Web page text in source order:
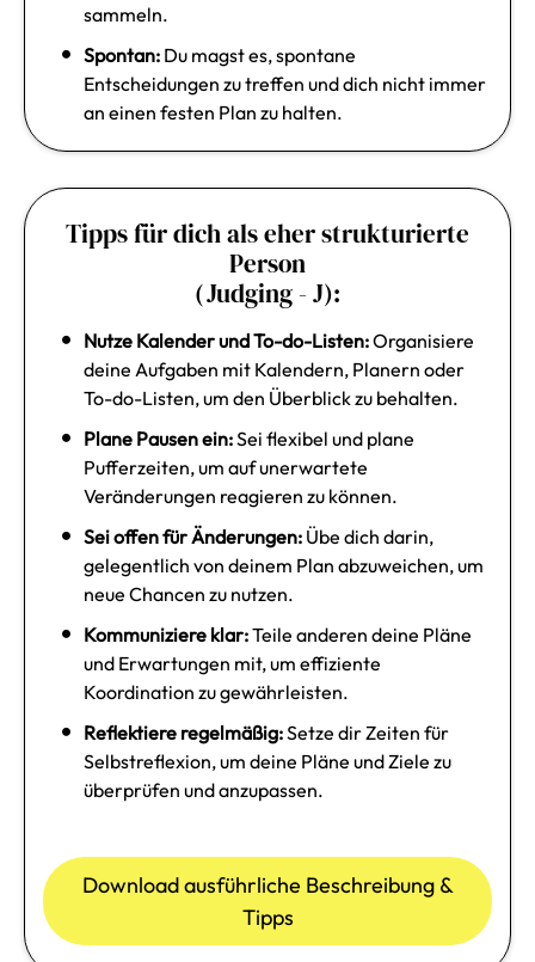
sammeln.
Spontan:Du magst es, spontane
Entscheidungen zu treffen und dich nicht immer
an einen festen Plan zu halten.
Tipps für dich als eher strukturierte
Person
(Judging - J):
Nutze Kalender und To-do-Listen:Organisiere
deine Aufgaben mit Kalendern, Planern oder
To-do-Listen, um den Überblick zu behalten.
Plane Pausen ein:Sei flexibel und plane
Pufferzeiten, um auf unerwartete
Veränderungen reagieren zu können.
Sei offen für Änderungen:Übe dich darin,
gelegentlich von deinem Plan abzuweichen, um
neue Chancen zu nutzen.
Kommuniziere klar:Teile anderen deine Pläne
und Erwartungen mit, um effiziente
Koordination zu gewährleisten.
Reflektiere regelmäßig:Setze dir Zeiten für
Selbstreflexion, um deine Pläne und Ziele zu
überprüfen und anzupassen.
Download ausführliche Beschreibung &
Tipps